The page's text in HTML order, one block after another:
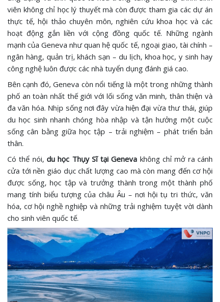
viên không chỉ học lý thuyết mà còn được tham gia các dự án
thực tế, hội thảo chuyên môn, nghiên cứu khoa học và các
hoạt động gắn liền với cộng đồng quốc tế. Những ngành
mạnh của Geneva như quan hệ quốc tế, ngoại giao, tài chính –
ngân hàng, quản trị, khách sạn – du lịch, khoa học, y sinh hay
công nghệ luôn được các nhà tuyển dụng đánh giá cao.
Bên cạnh đó, Geneva còn nổi tiếng là một trong những thành
phố an toàn nhất thế giới với lối sống văn minh, thân thiện và
đa văn hóa. Nhịp sống nơi đây vừa hiện đại vừa thư thái, giúp
du học sinh nhanh chóng hòa nhập và tận hưởng một cuộc
sống cân bằng giữa học tập – trải nghiệm – phát triển bản
thân.
Có thể nói, du học Thụy Sĩ tại Geneva không chỉ mở ra cánh
cửa tới nền giáo dục chất lượng cao mà còn mang đến cơ hội
được sống, học tập và trưởng thành trong một thành phố
mang tính biểu tượng của châu Âu – nơi hội tụ tri thức, văn
hóa, cơ hội nghề nghiệp và những trải nghiệm tuyệt vời dành
cho sinh viên quốc tế.